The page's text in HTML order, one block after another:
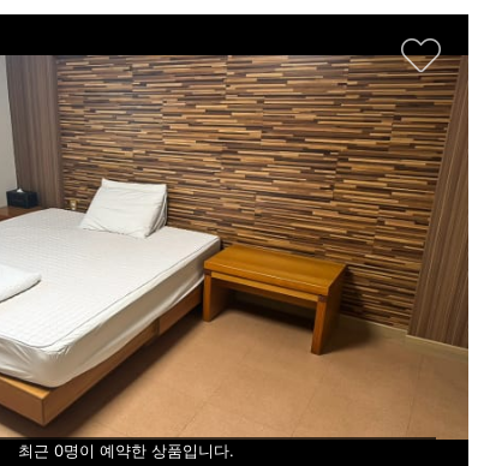
최근 0명이 예약한 상품입니다.